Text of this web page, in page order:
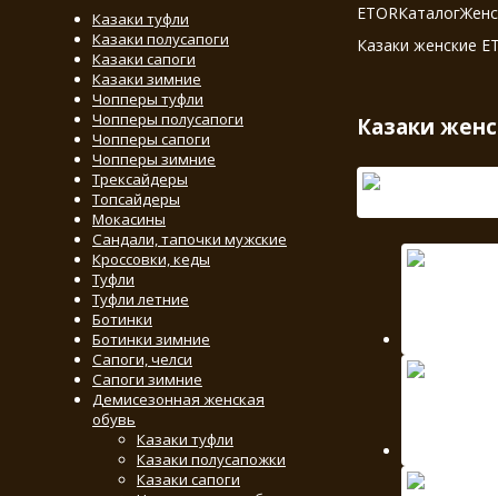
Казаки туфли
Казаки полусапоги
Казаки сапоги
Казаки зимние
Чопперы туфли
Чопперы полусапоги
Чопперы сапоги
Чопперы зимние
Трексайдеры
Топсайдеры
Мокасины
Сандали, тапочки мужские
Кроссовки, кеды
Туфли
Туфли летние
Ботинки
Ботинки зимние
Сапоги, челси
Сапоги зимние
Демисезонная женская
обувь
Казаки туфли
Казаки полусапожки
Казаки сапоги
ETORКаталог
Казаки женские
Казаки